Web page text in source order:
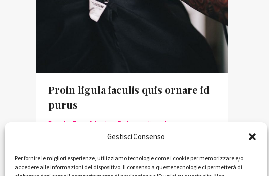
Gestisci Consenso
Per fornire le migliori esperienze, utilizziamo tecnologie come i cookie per memorizzare e/o
accedere alle informazioni del dispositivo. Il consenso a queste tecnologie ci permetterà di
Proin ligula iaculis quis ornare id
purus
Beauty Face & body By lauracoltroadmin
quat id vitae dolor. Phasellus ligula velit